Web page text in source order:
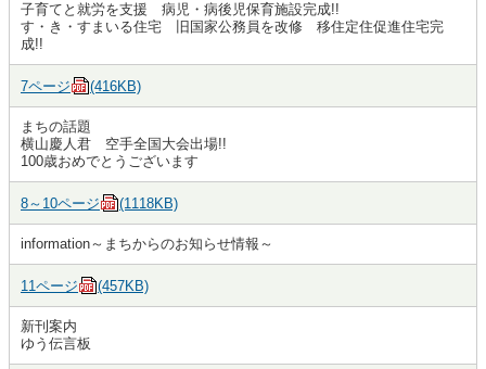
子育てと就労を支援 病児・病後児保育施設完成!!
す・き・すまいる住宅 旧国家公務員を改修 移住定住促進住宅完
成!!
7ページ (416KB)
まちの話題
横山慶人君 空手全国大会出場!!
100歳おめでとうございます
8～10ページ (1118KB)
information～まちからのお知らせ情報～
11ページ (457KB)
新刊案内
ゆう伝言板